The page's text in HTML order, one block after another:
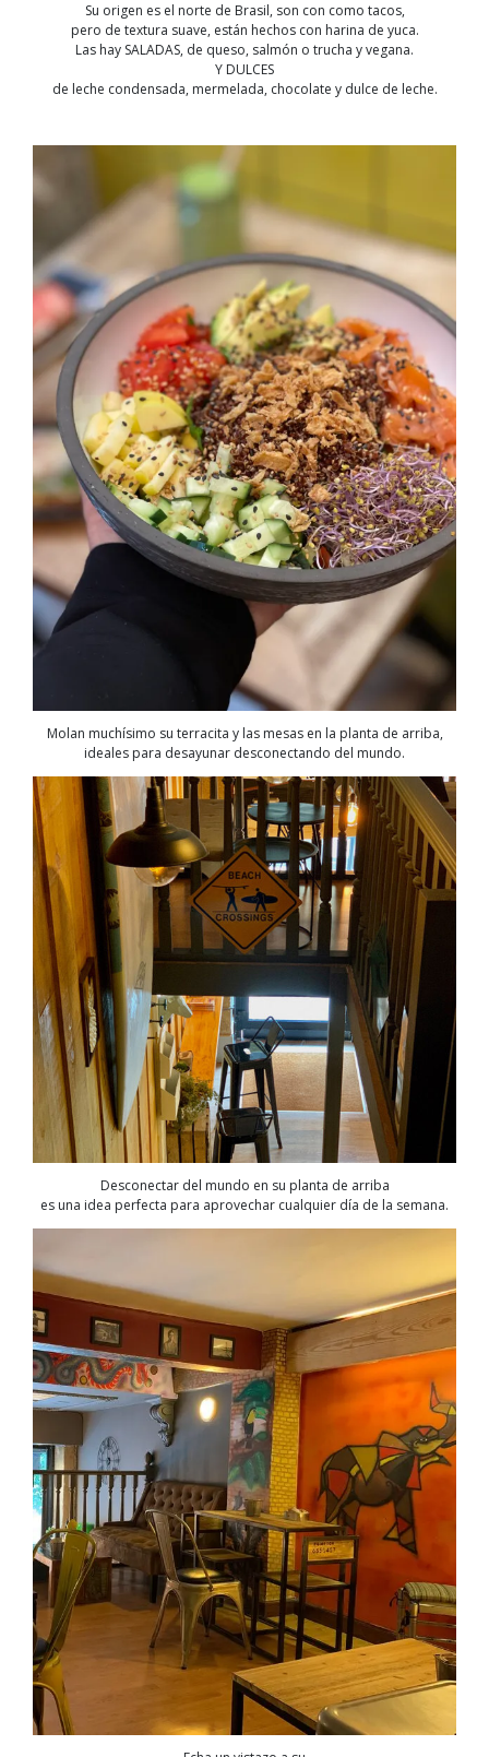
Su origen es el norte de Brasil, son con como tacos,
pero de textura suave, están hechos con harina de yuca.
Las hay SALADAS, de queso, salmón o trucha y vegana.
Y DULCES
de leche condensada, mermelada, chocolate y dulce de leche.
Molan muchísimo su terracita y las mesas en la planta de arriba,
ideales para desayunar desconectando del mundo.
Desconectar del mundo en su planta de arriba
es una idea perfecta para aprovechar cualquier día de la semana.